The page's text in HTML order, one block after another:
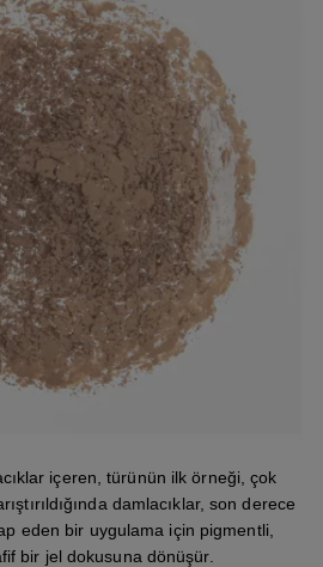
içeren, türünün ilk örneği, çok
damlacıklar, son derece
eden bir uygulama için pigmentli,
bir jel dokusuna dönüşür.